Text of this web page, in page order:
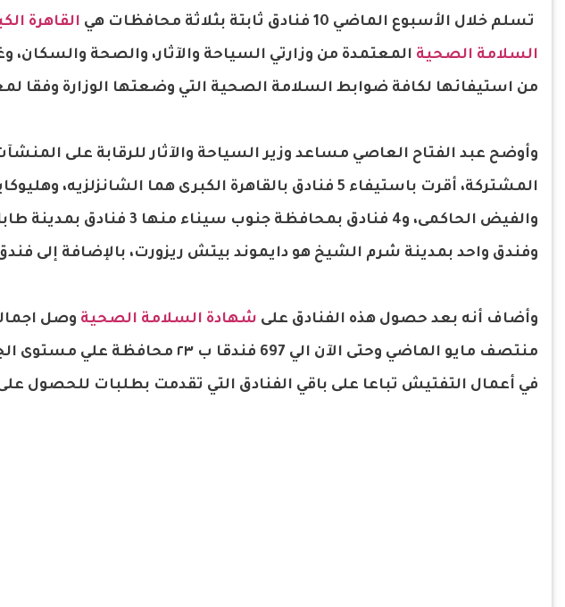
تسلم خلال الأسبوع الماضي 10 فنادق ثابتة بثلاثة محافظات هي القاهرة
السلامة الصحية المعتمدة من وزارتي السياحة والآثار، والصحة والسكان،
من استيفائها لكافة ضوابط السلامة الصحية التي وضعتها الوزارة وفقا
وأوضح عبد الفتاح العاصي مساعد وزير السياحة والآثار للرقابة على
المشتركة، أقرت باستيفاء 5 فنادق بالقاهرة الكبرى هما
والفيض الحاكمى، و4 فنادق
وفندق واحد بمدينة شرم الشيخ هو دايموند بيتش ريزورت، بالإضافة إلى
وأضاف أنه بعد حصول هذه الفنادق على شهادة السلامة الصحية وصل
منتصف مايو الماضي وحتى الآن الي 697
في أعمال التفتيش تباعا على باقي الفنادق التي تقدمت بطلبات للحصول